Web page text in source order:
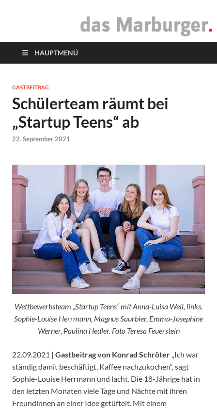
das Marburger.
HAUPTMENÜ
GASTBEITRAG
Schülerteam räumt bei
„Startup Teens“ ab
22. September 2021
Wettbewerbsteam „Startup Teens“ mit Anna-Luisa Weil, links,
Sophie-Louise Herrmann, Magnus Saurbier, Emma-Josephine
Werner, Paulina Hedler. Foto Teresa Feuerstein
22.09.2021 | Gastbeitrag von Konrad Schröter „Ich war
ständig damit beschäftigt, Kaffee nachzukochen“, sagt
Sophie-Louise Herrmann und lacht. Die 18-Jährige hat in
den letzten Monaten viele Tage und Nächte mit ihren
Freundinnen an einer Idee getüftelt. Mit einem